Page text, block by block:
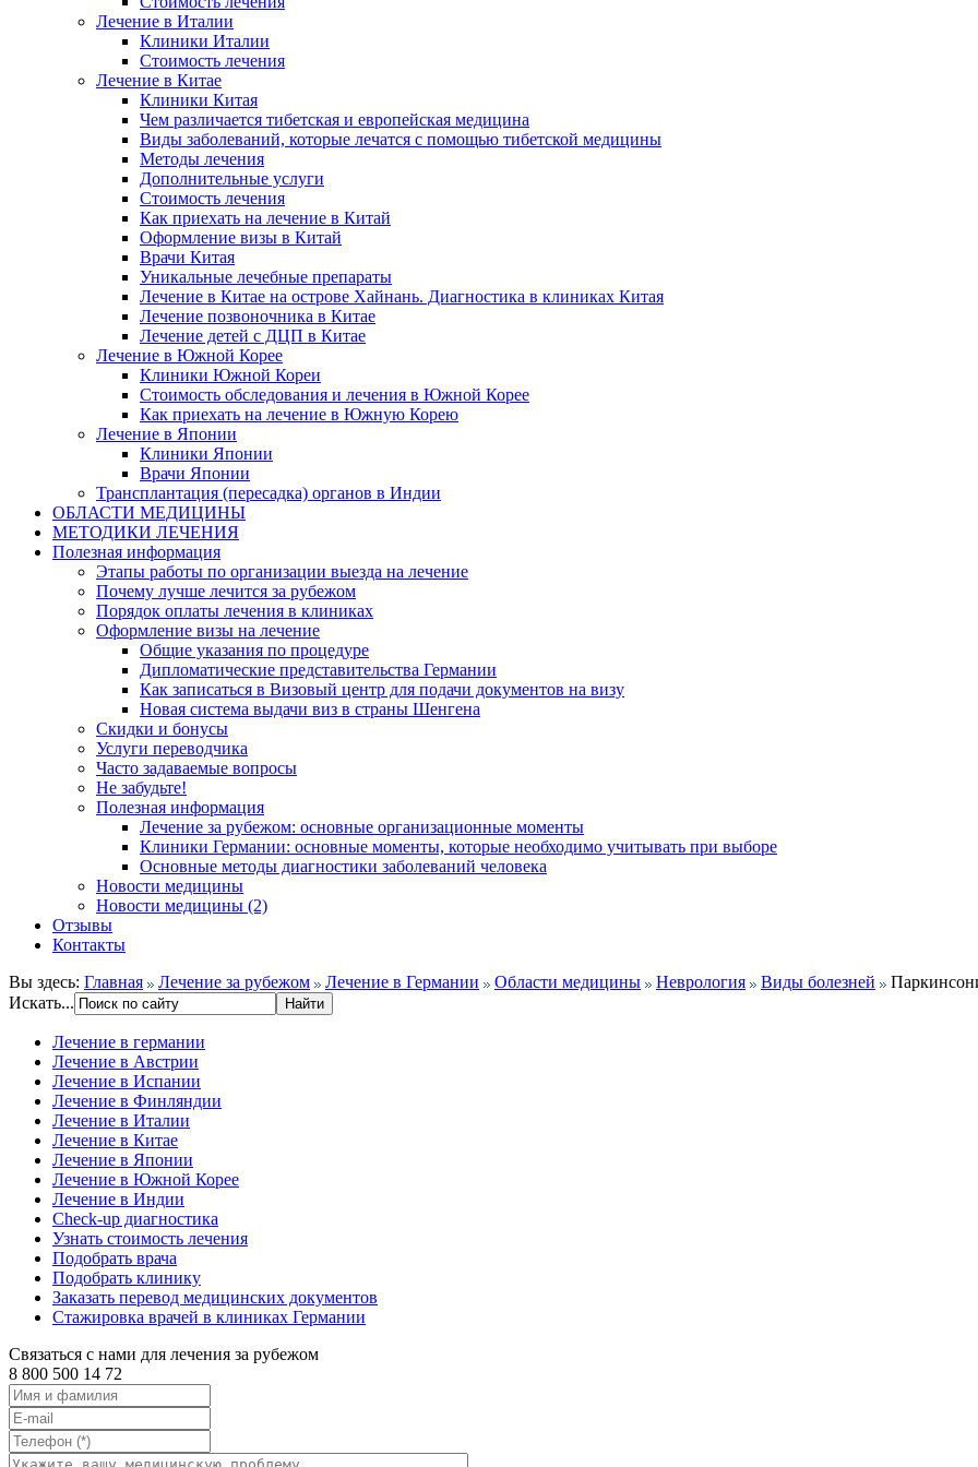
Лечение в Италии
Клиники Италии
Стоимость лечения
Лечение в Китае
Клиники Китая
Чем различается тибетская и европейская медицина
Виды заболеваний, которые лечатся с помощью тибетской медицины
Методы лечения
Дополнительные услуги
Стоимость лечения
Как приехать на лечение в Китай
Оформление визы в Китай
Врачи Китая
Уникальные лечебные препараты
Лечение в Китае на острове Хайнань. Диагностика в клиниках Китая
Лечение позвоночника в Китае
Лечение детей с ДЦП в Китае
Лечение в Южной Корее
Клиники Южной Кореи
Стоимость обследования и лечения в Южной Корее
Как приехать на лечение в Южную Корею
Лечение в Японии
Клиники Японии
Врачи Японии
Трансплантация (пересадка) органов в Индии
ОБЛАСТИ МЕДИЦИНЫ
МЕТОДИКИ ЛЕЧЕНИЯ
Полезная информация
Этапы работы по организации выезда на лечение
Почему лучше лечится за рубежом
Порядок оплаты лечения в клиниках
Оформление визы на лечение
Общие указания по процедуре
Дипломатические представительства Германии
Как записаться в Визовый центр для подачи документов на визу
Новая система выдачи виз в страны Шенгена
Скидки и бонусы
Услуги переводчика
Часто задаваемые вопросы
Не забудьте!
Полезная информация
Лечение за рубежом: основные организационные моменты
Клиники Германии: основные моменты, которые необходимо учитывать при выборе
Основные методы диагностики заболеваний человека
Новости медицины
Новости медицины (2)
Отзывы
Контакты
Вы здесь: Главная Лечение за рубежом Лечение в Германии Области медицины Неврология Виды болезней
Искать...
Лечение в германии
Лечение в Австрии
Лечение в Испании
Лечение в Финляндии
Лечение в Италии
Лечение в Китае
Лечение в Японии
Лечение в Южной Корее
Лечение в Индии
Check-up диагностика
Узнать стоимость лечения
Подобрать врача
Подобрать клинику
Заказать перевод медицинских документов
Стажировка врачей в клиниках Германии
Связаться с нами для лечения за рубежом
8 800 500 14 72